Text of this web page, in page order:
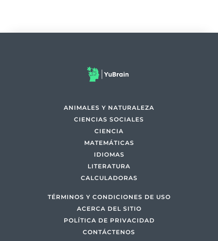
ANIMALES Y NATURALEZA
CIENCIAS SOCIALES
CIENCIA
MATEMÁTICAS
IDIOMAS
LITERATURA
CALCULADORAS
TÉRMINOS Y CONDICIONES DE USO
ACERCA DEL SITIO
POLÍTICA DE PRIVACIDAD
CONTÁCTENOS